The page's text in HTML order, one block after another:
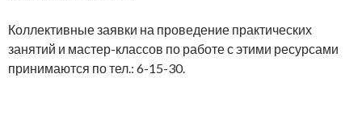
Коллективные заявки на проведение практических
занятий и мастер-классов по работе с этими ресурсами
принимаются по тел.: 6-15-30.